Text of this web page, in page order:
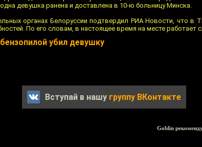
девушка ранена и доставлена в 10-ю больницу Минска.
органах Белоруссии подтвердил РИА Новости, что в
По его словам, в настоящее время на месте работает
убил девушку
Вступай в нашу группу ВКонтакте
Goblin